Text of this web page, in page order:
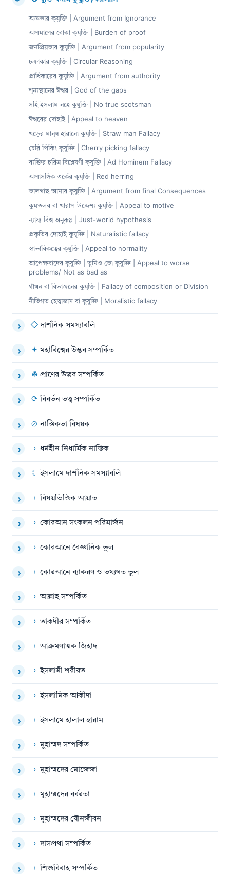
অজ্ঞতার কুযুক্তি | Argument from Ignorance
অপ্রমাণের বোঝা কুযুক্তি | Burden of proof
জনপ্রিয়তার কুযুক্তি | Argument from popularity
চক্রাকার কুযুক্তি | Circular Reasoning
প্রাধিকারের কুযুক্তি | Argument from authority
শূন্যস্থানের ঈশ্বর | God of the gaps
সহি ইসলাম নহে কুযুক্তি | No true scotsman
ঈশ্বরের দোহাই | Appeal to heaven
খড়ের মানুষ হারানো কুযুক্তি | Straw man Fallacy
চেরি পিকিং কুযুক্তি | Cherry picking fallacy
ব্যক্তির চরিত্র বিশ্লেষণী কুযুক্তি | Ad Hominem Fallacy
অপ্রাসঙ্গিক তর্কের কুযুক্তি | Red herring
তালগাছ আমার কুযুক্তি | Argument from final Consequences
কুমতলব বা খারাপ উদ্দেশ্য কুযুক্তি | Appeal to motive
ন্যায্য বিশ্ব অনুকল্প | Just-world hypothesis
প্রকৃতির দোহাই কুযুক্তি | Naturalistic fallacy
স্বাভাবিকত্বের কুযুক্তি | Appeal to normality
আপেক্ষবাদের কুযুক্তি | তুমিও তো কুযুক্তি | Appeal to worse
problems/ Not as bad as
গাঁথন বা বিভাজনের কুযুক্তি | Fallacy of composition or Division
নীতিগত হেত্বাভাস বা কুযুক্তি | Moralistic fallacy
› ◇ দার্শনিক সমস্যাবলি
› ✦ মহাবিশ্বের উদ্ভব সম্পর্কিত
› ☘ প্রাণের উদ্ভব সম্পর্কিত
› ⟳ বিবর্তন তত্ত্ব সম্পর্কিত
› ⊘ নাস্তিকতা বিষয়ক
› › ধর্মহীন নিধার্মিক নাস্তিক
› ☾ ইসলামে দার্শনিক সমস্যাবলি
› › বিষয়ভিত্তিক আয়াত
› › কোরআন সংকলন পরিমার্জন
› › কোরআনে বৈজ্ঞানিক ভুল
› › কোরআনে ব্যাকরণ ও তথ্যগত ভুল
› › আল্লাহ সম্পর্কিত
› › তাকদীর সম্পর্কিত
› › আক্রমণাত্মক জিহাদ
› › ইসলামী শরীয়ত
› › ইসলামিক আকীদা
› › ইসলামে হালাল হারাম
› › মুহাম্মদ সম্পর্কিত
› › মুহাম্মদের মোজেজা
› › মুহাম্মদের বর্বরতা
› › মুহাম্মদের যৌনজীবন
› › দাসপ্রথা সম্পর্কিত
› › শিশুবিবাহ সম্পর্কিত